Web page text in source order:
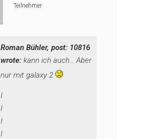
Teilnehmer
Roman Bühler, post: 10816
wrote: kann ich auch… Aber
nur mit galaxy 2
I
I
I
I